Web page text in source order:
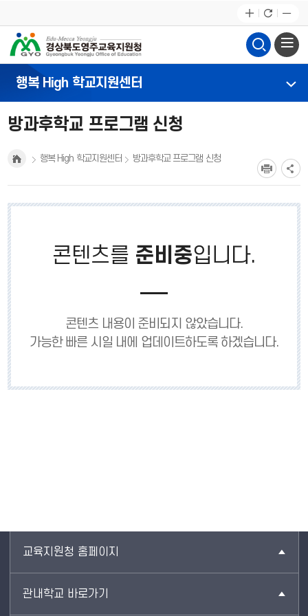
행복 High 학교지원센터
행복 High 학교지원센터 방과후학교 프로그램 신청
방과후학교 프로그램 신청
콘텐츠를 준비중입니다.
콘텐츠 내용이 준비되지 않았습니다.
가능한 빠른 시일 내에 업데이트하도록 하겠습니다.
교육지원청 홈페이지
관내학교 바로가기